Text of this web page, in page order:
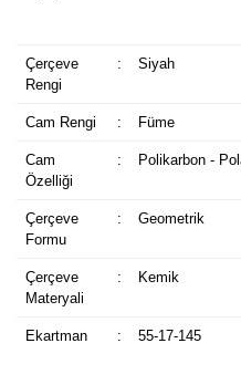
Çerçeve
Rengi
: Siyah
Cam Rengi : Füme
Cam
Özelliği
: Polikarbon -
Çerçeve
Formu
: Geometrik
Çerçeve
Materyali
: Kemik
Ekartman : 55-17-145